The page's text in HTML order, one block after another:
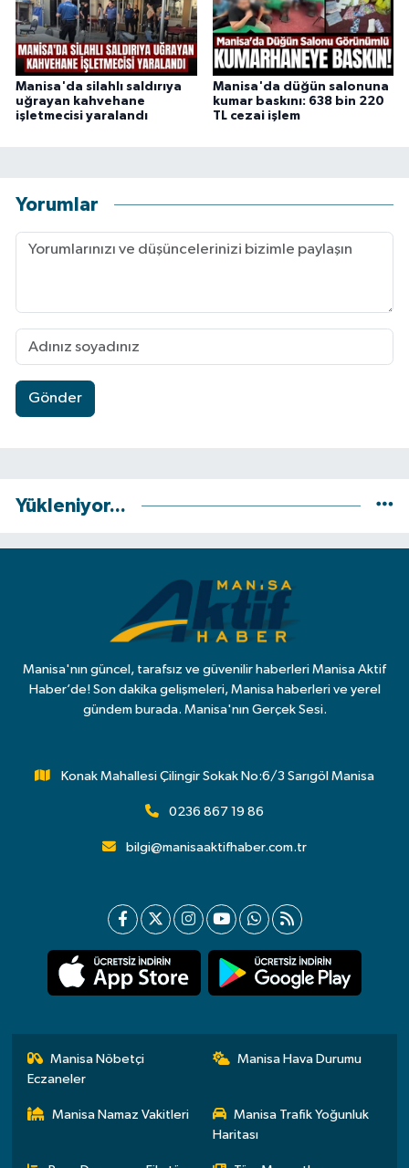
Manisa'da silahlı saldırıya
uğrayan kahvehane
işletmecisi yaralandı
Manisa'da düğün salonuna
kumar baskını: 638 bin 220
TL cezai işlem
Yorumlar
Gönder
Yükleniyor...
Manisa'nın güncel, tarafsız ve güvenilir haberleri Manisa Aktif
Haber’de! Son dakika gelişmeleri, Manisa haberleri ve yerel
gündem burada. Manisa'nın Gerçek Sesi.
Konak Mahallesi Çilingir Sokak No:6/3 Sarıgöl Manisa
0236 867 19 86
bilgi@manisaaktifhaber.com.tr
Manisa Nöbetçi
Eczaneler
Manisa Hava Durumu
Manisa Namaz Vakitleri
Manisa Trafik Yoğunluk
Haritası